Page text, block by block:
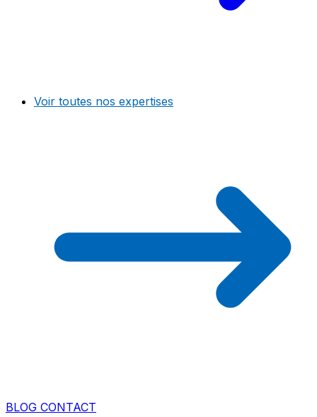
Voir toutes nos expertises
BLOG CONTACT